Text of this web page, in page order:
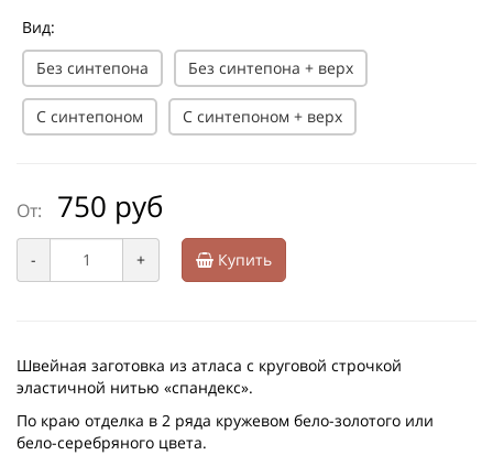
Вид:
Без синтепона
Без синтепона + верх
С синтепоном С синтепоном + верх
От: 750 руб
- + Купить
Швейная заготовка из атласа с круговой строчкой
эластичной нитью «спандекс».
По краю отделка в 2 ряда кружевом бело-золотого или
бело-серебряного цвета.